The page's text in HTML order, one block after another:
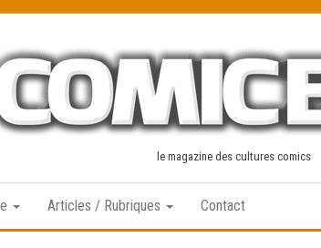
le magazine des cultures comics
Articles / Rubriques Contact